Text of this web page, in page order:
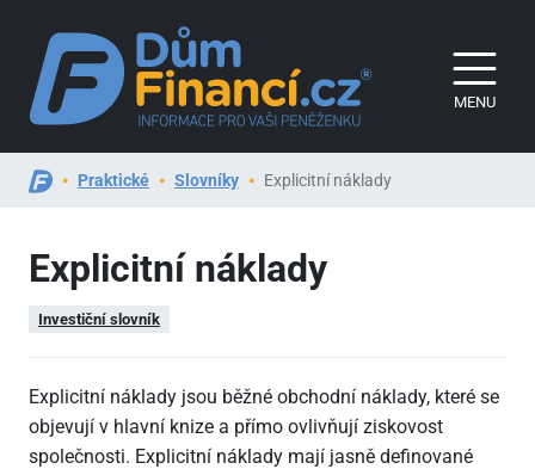
MENU
Praktické Slovníky Explicitní náklady
Explicitní náklady
Investiční slovník
Explicitní náklady jsou běžné obchodní náklady, které se
objevují v hlavní knize a přímo ovlivňují ziskovost
společnosti. Explicitní náklady mají jasně definované